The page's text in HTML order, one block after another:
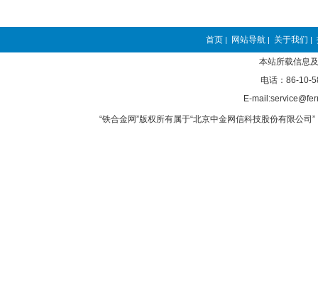
首页 | 网站导航 | 关于我们 |
本站所载信息
电话：86-10-
E-
“铁合金网”版权所有属于“北京中金网信科技股份有限公司